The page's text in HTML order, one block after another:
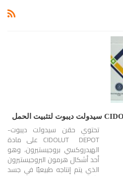
تحتوي حقن سيدولت ديبوت-
CIDOLUT DEPOT على مادة
الهيدروكسي بروجيستيرون، وهو
أحد أشكال هرمون البروجيستيرون
الذي يتم إنتاجه طبيعيًا في جسد